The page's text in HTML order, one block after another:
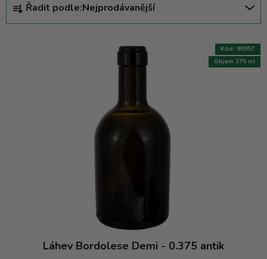
z
Řadit podle:Nejprodávanější
Láhev Bordolese Demi - 0.375 antik
Objem 375 ml
Kód: 9095T